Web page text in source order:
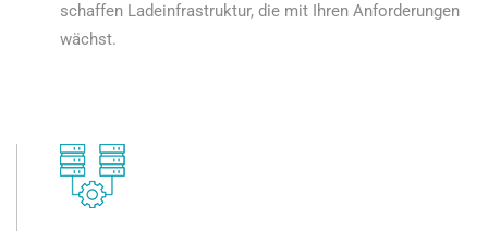
schaffen Ladeinfrastruktur, die mit Ihren Anforderungen
wächst.